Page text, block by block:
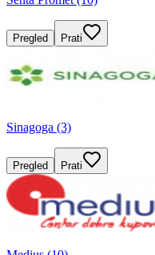
Pregled Prati
Sinagoga (3)
Pregled Prati